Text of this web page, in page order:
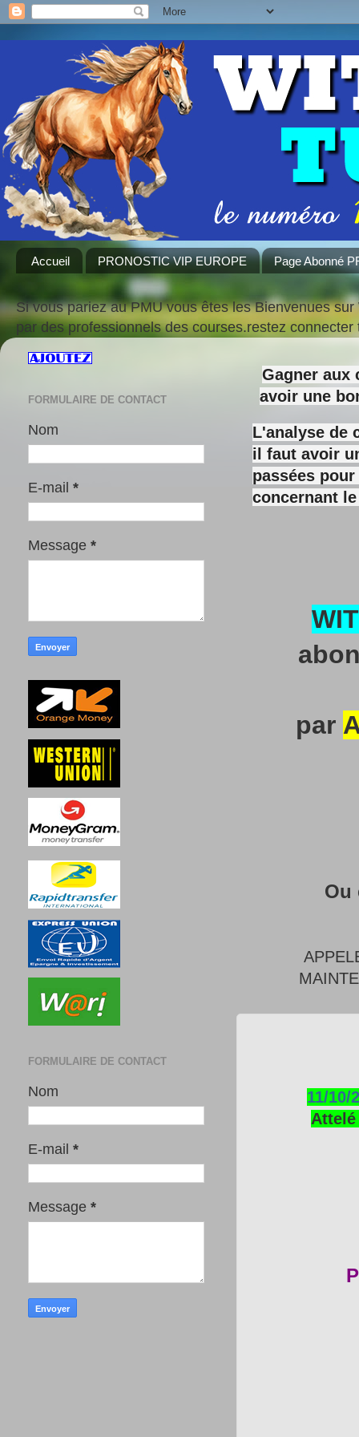
Accueil PRONOSTIC VIP EUROPE Page Abonné
Si vous pariez au PMU vous êtes les Bienvenues
par des professionnels des courses.restez
Gagner aux
avoir une
L'analyse de
il faut avoir
passées
concernant
par
Ou
11/10/
Attelé
FORMULAIRE DE CONTACT
Nom
E-mail *
Message *
FORMULAIRE DE CONTACT
Nom
E-mail *
Message *